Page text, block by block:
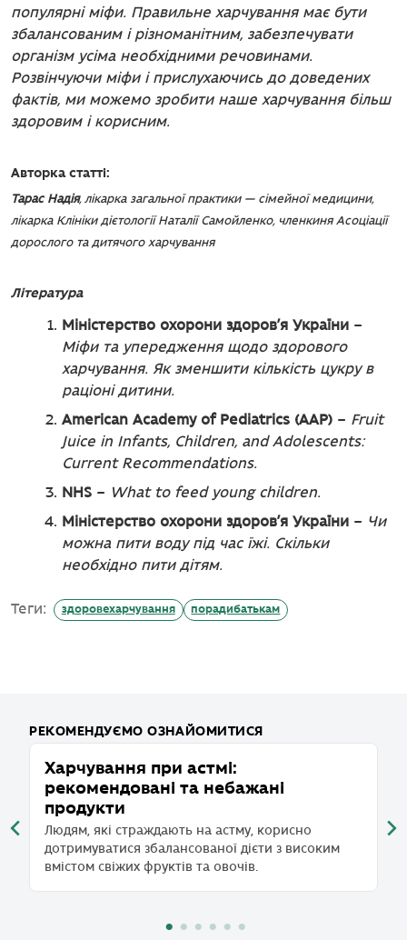
популярні міфи. Правильне харчування має бути
збалансованим і різноманітним, забезпечувати
організм усіма необхідними речовинами.
Розвінчуючи міфи і прислухаючись до доведених
фактів, ми можемо зробити наше харчування більш
здоровим і корисним.
Авторка статті:
Тарас Надія, лікарка загальної практики — сімейної медицини,
лікарка Клініки дієтології Наталії Самойленко, членкиня Асоціації
дорослого та дитячого харчування
Література
Міністерство охорони здоров’я України –
Міфи та упередження щодо здорового
харчування. Як зменшити кількість цукру в
раціоні дитини.
American Academy of Pediatrics (AAP) – Fruit
Juice in Infants, Children, and Adolescents:
Current Recommendations.
NHS – What to feed young children.
Міністерство охорони здоров’я України – Чи
можна пити воду під час їжі. Скільки
необхідно пити дітям.
Теги: здоровехарчування порадибатькам
РЕКОМЕНДУЄМО ОЗНАЙОМИТИСЯ
Харчування при астмі:
рекомендовані та небажані
продукти
Людям, які страждають на астму, корисно
дотримуватися збалансованої дієти з високим
вмістом свіжих фруктів та овочів.